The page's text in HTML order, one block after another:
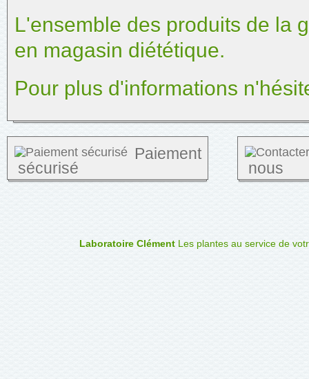
L'ensemble des produits de la
en magasin diététique.
Pour plus d'informations
Paiement
sécurisé
nous
Laboratoire Clément Les plantes au service de